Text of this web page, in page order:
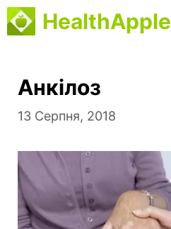
Перейти
до
HealthApple
Анкілоз
13 Серпня, 2018